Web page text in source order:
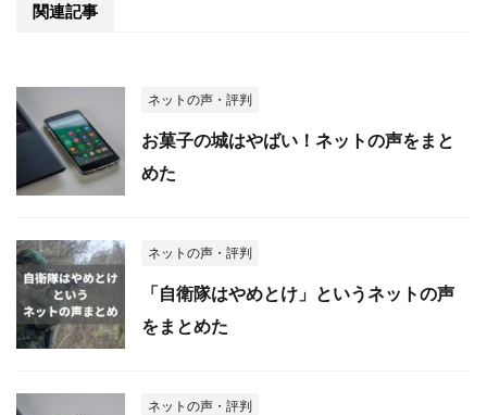
関連記事
ネットの声・評判
お菓子の城はやばい！ネットの声をまと
めた
ネットの声・評判
「自衛隊はやめとけ」というネットの声
をまとめた
ネットの声・評判